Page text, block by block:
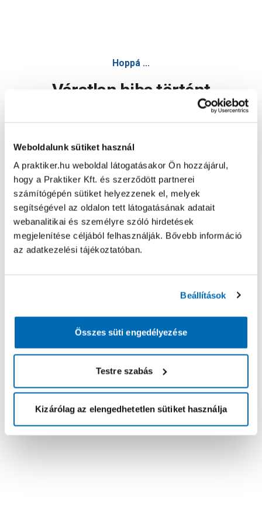
Weboldalunk sütiket használ
A praktiker.hu weboldal látogatásakor Ön hozzájárul,
hogy a Praktiker Kft. és szerződött partnerei
számítógépén sütiket helyezzenek el, melyek
segítségével az oldalon tett látogatásának adatait
webanalitikai és személyre szóló hirdetések
megjelenítése céljából felhasználják. Bővebb információ
az adatkezelési tájékoztatóban.
Beállítások
Összes süti engedélyezése
Testre szabás
Kizárólag az elengedhetetlen sütiket használja
Hoppá ...
Váratlan hiba történt
Oldal újratöltése